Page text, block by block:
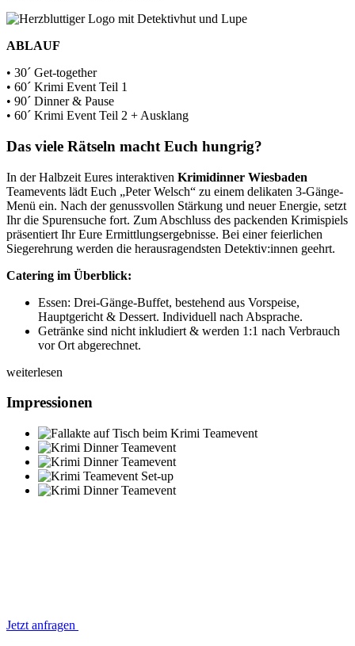
ABLAUF
• 30´ Get-together
• 60´ Krimi Event Teil 1
• 90´ Dinner & Pause
• 60´ Krimi Event Teil 2 + Ausklang
Das viele Rätseln macht Euch hungrig?
In der Halbzeit Eures interaktiven Krimidinner Wiesbaden
Teamevents lädt Euch „Peter Welsch“ zu einem delikaten 3-Gänge-
Menü ein. Nach der genussvollen Stärkung und neuer Energie, setzt
Ihr die Spurensuche fort. Zum Abschluss des packenden Krimispiels
präsentiert Ihr Eure Ermittlungsergebnisse. Bei einer feierlichen
Siegerehrung werden die herausragendsten Detektiv:innen geehrt.
Catering im Überblick:
Essen: Drei-Gänge-Buffet, bestehend aus Vorspeise,
Hauptgericht & Dessert. Individuell nach Absprache.
Getränke sind nicht inkludiert & werden 1:1 nach Verbrauch
vor Ort abgerechnet.
weiterlesen
Impressionen
Jetzt anfragen